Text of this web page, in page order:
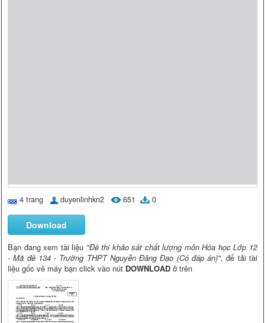
4 trang duyenlinhkn2 651 0
Download
Bạn đang xem tài liệu "Đề thi khảo sát chất lượng môn Hóa học Lớp 12
- Mã đề 134 - Trường THPT Nguyễn Đăng Đạo (Có đáp án)", để tải tài
liệu gốc về máy bạn click vào nút DOWNLOAD ở trên